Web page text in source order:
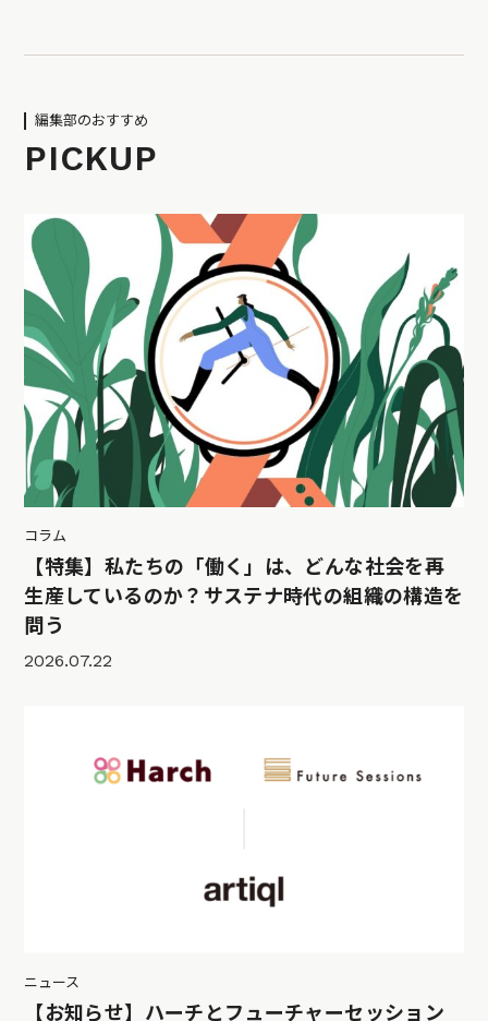
編集部のおすすめ
PICKUP
コラム
【特集】私たちの「働く」は、どんな社会を再
生産しているのか？サステナ時代の組織の構造を
問う
2026.07.22
ニュース
【お知らせ】ハーチとフューチャーセッション